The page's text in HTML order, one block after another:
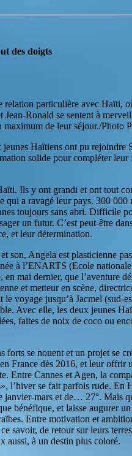
des doigts
jeunes Haïtiens ont pu rejoindre
solide pour compléter leur
Ils y ont grandi et ont tout
qui a ravagé leur pays. 300 000
toujours sans abri. Difficile
un futur. C’est peut-être
et leur détermination.
son, Angela est plasticienne
à l’ENARTS (Ecole
en mai dernier, que l’aventure
et metteur en scène,
voyage jusqu’à Jacmel (sud-
Avec elle, les deux jeunes
faites de noix de coco ou
forts se nouent et un projet se
France dès 2016, et leur offrir
Entre Cannes et Agen, la
l’hiver se fait parfois rude. En
janvier-mars et de… 27°. Mais
bénéfique, et laisse augurer
Entre motivation et
savoir, de retour sur leurs
aussi, à un destin plus coloré.